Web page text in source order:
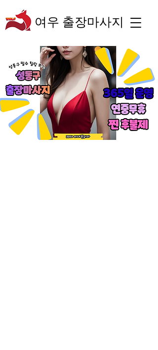
여우 출장마사지